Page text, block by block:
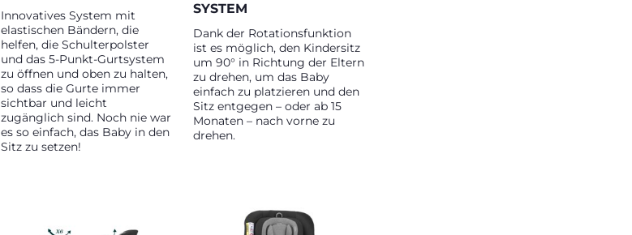
Innovatives System mit
elastischen Bändern, die
helfen, die Schulterpolster
und das 5-Punkt-Gurtsystem
zu öffnen und oben zu halten,
so dass die Gurte immer
sichtbar und leicht
zugänglich sind. Noch nie war
es so einfach, das Baby in den
Sitz zu setzen!
SYSTEM
Dank der Rotationsfunktion
ist es möglich, den Kindersitz
um 90° in Richtung der Eltern
zu drehen, um das Baby
einfach zu platzieren und den
Sitz entgegen – oder ab 15
Monaten – nach vorne zu
drehen.